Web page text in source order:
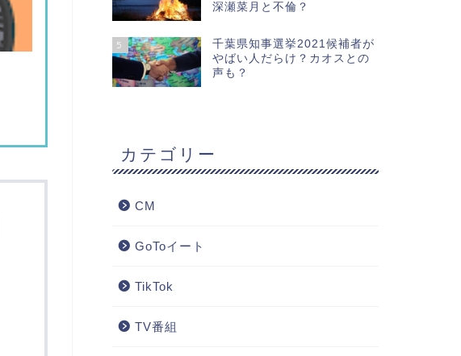
深瀬菜月と不倫？
5
千葉県知事選挙2021候補者が
やばい人だらけ？カオスとの
声も？
カテゴリー
CM
GoToイート
TikTok
TV番組